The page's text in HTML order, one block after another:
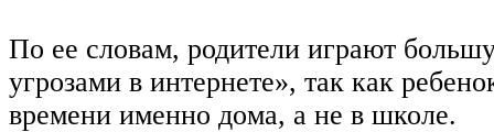
По ее словам, родители играют
угрозами в интернете», так как
времени именно дома, а не в школе.